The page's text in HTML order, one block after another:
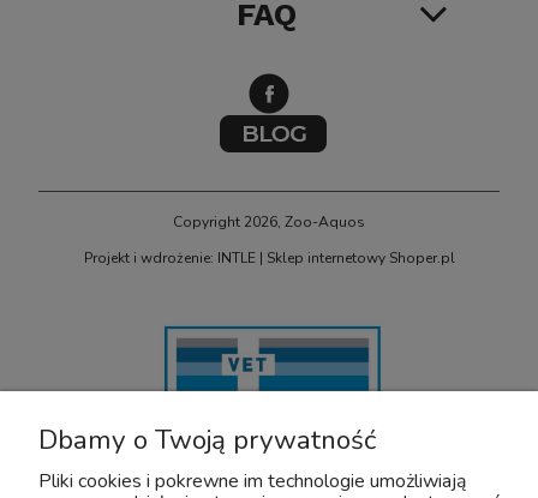
FAQ
Copyright 2026, Zoo-Aquos
Projekt i wdrożenie: INTLE| Sklep internetowy Shoper.pl
Dbamy o Twoją prywatność
Pliki cookies i pokrewne im technologie umożliwiają